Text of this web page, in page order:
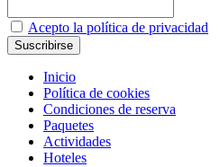
Acepto la política de privacidad
Inicio
Política de cookies
Condiciones de reserva
Paquetes
Actividades
Hoteles